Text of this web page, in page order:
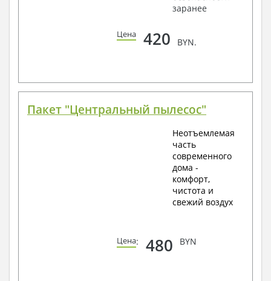
заранее
Цена 420 BYN.
Пакет "Центральный пылесос"
Неотъемлемая
часть
современного
дома -
комфорт,
чистота и
свежий воздух
Цена: 480 BYN